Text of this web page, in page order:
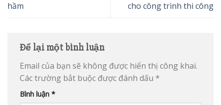
hầm
cho công trình thi công
Để lại một bình luận
Email của bạn sẽ không được hiển thị công khai.
Các trường bắt buộc được đánh dấu *
Bình luận *